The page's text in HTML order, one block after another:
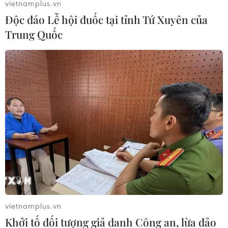
Thi công trở lại dự án sửa chữa Quốc
lộ 30 sau phản ánh của TTXVN
06/08/2026 09:42
Hà Nội tăng tốc thi công
đường Vành đai 1 đoạn Hoàng Cầu-
Voi Phục
06/08/2026 09:07
Khởi tố Chủ tịch Hội đồng quản trị,
Giám đốc Công ty cổ phần Mekolor
06/08/2026 09:06
vietnamplus.vn
Độc đáo Lễ hội đuốc tại tỉnh Tứ Xuyên của
Trung Quốc
vietnamplus.vn
Khởi tố đối tượng giả danh Công an, lừa đảo